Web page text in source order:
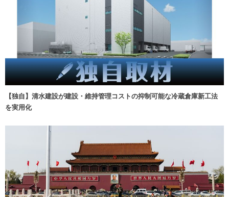
【独自】清水建設が建設・維持管理コストの抑制可能な冷蔵倉庫新工法
を実用化